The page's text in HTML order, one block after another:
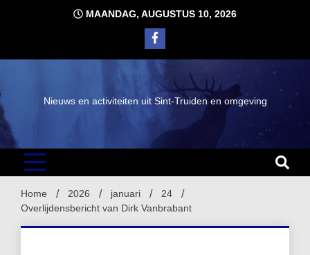
MAANDAG, AUGUSTUS 10, 2026
Nieuws en activiteiten uit Sint-Truiden en omgeving
Home 2026 januari
24
Overlijdensbericht van Dirk Vanbrabant